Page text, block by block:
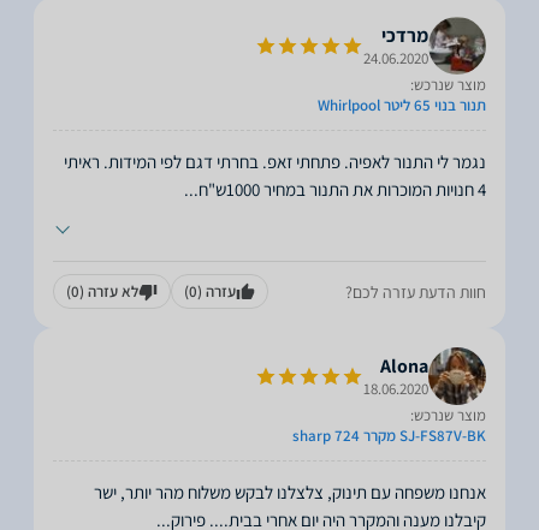
מרדכי
24.06.2020
מוצר שנרכש:
תנור בנוי 65 ליטר Whirlpool
נגמר לי התנור לאפיה. פתחתי זאפ. בחרתי דגם לפי המידות. ראיתי
4 חנויות המוכרות את התנור במחיר 1000ש"ח
...
חוות הדעת עזרה לכם? עזרה (0) לא עזרה (0)
Alona
18.06.2020
מוצר שנרכש:
SJ-FS87V-BK מקרר sharp 724
אנחנו משפחה עם תינוק, צלצלנו לבקש משלוח מהר יותר, ישר
קיבלנו מענה והמקרר היה יום אחרי בבית.... פירוק...